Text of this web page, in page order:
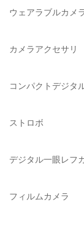
diagnl（ダイアグナ
Lowepro（ロープロ
BURTON（バート
DELSEY（デルセー
DEKO Elite（デコ
Datacolor（データ
ライカ系
中判海外系
ウェアラブルカメ
カメラアクセサリ
コンパクトデジタ
ストロボ
デジタル一眼レフ
フィルムカメラ